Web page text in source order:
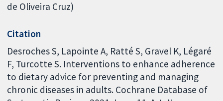
de Oliveira Cruz)
Citation
Desroches S, Lapointe A, Ratté S, Gravel K, Légaré
F, Turcotte S. Interventions to enhance adherence
to dietary advice for preventing and managing
chronic diseases in adults. Cochrane Database of